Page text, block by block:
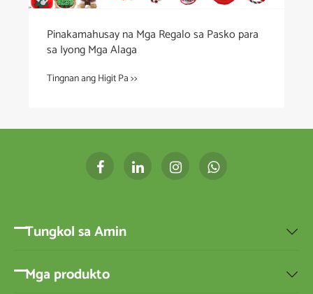
Pinakamahusay na Mga Regalo sa Pasko para
sa Iyong Mga Alaga
Tingnan ang Higit Pa >>
Tungkol sa Amin 
Mga produkto 